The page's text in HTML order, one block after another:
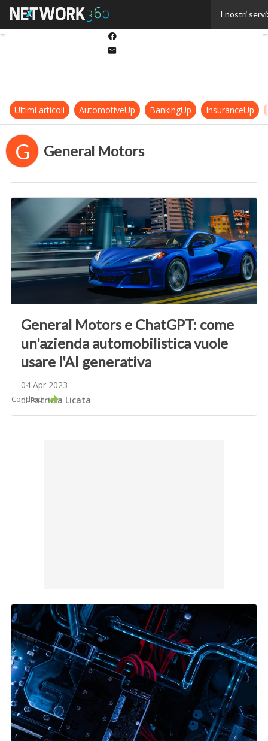
I nostri
Ultimi articoli AutomotiveUp BankingUp InsuranceUp
G General Motors
General Motors e ChatGPT: come
un'azienda automobilistica vuole
usare l'AI generativa
04 Apr 2023
diPatrizia Licata
Condividi